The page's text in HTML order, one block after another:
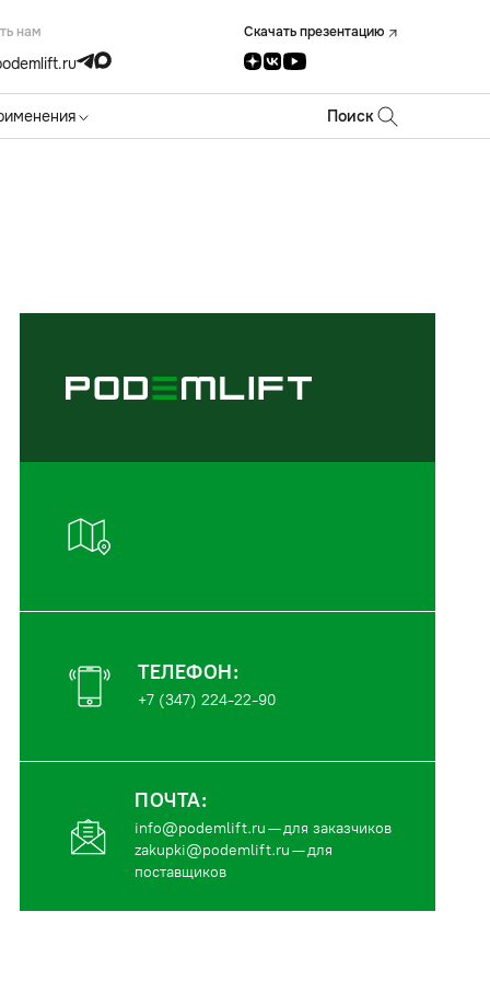
нам Скачать презентацию
Поиск
ТЕЛЕФОН:
+7 (347) 224-22-90
ПОЧТА:
info@podemlift.ru— для заказчиков
zakupki@podemlift.ru— для
поставщиков